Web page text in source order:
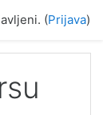
(Prijava)